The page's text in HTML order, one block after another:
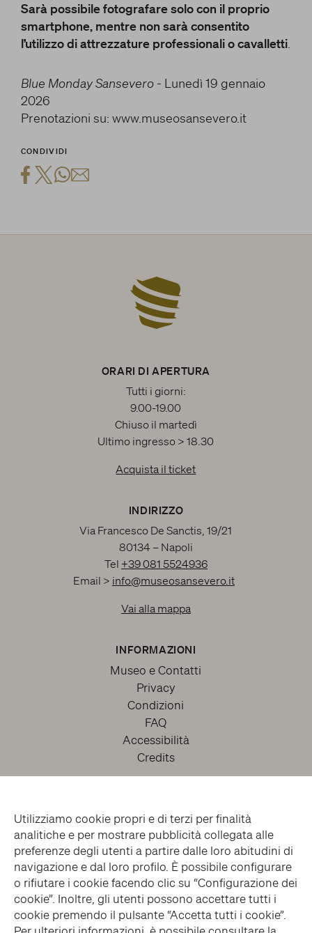
Utilizziamo cookie propri e di terzi per finalità
analitiche e per mostrare pubblicità collegata alle
preferenze degli utenti a partire dalle loro abitudini di
navigazione e dal loro profilo. È possibile configurare
o rifiutare i cookie facendo clic su “Configurazione dei
cookie”. Inoltre, gli utenti possono accettare tutti i
cookie premendo il pulsante “Accetta tutti i cookie”.
Sarà possibile fotografare solo con il proprio
smartphone, mentre non sarà consentito
l’utilizzo di attrezzature professionali o cavalletti.
Blue Monday Sansevero- Lunedì 19 gennaio
2026
Prenotazioni su: www.museosansevero.it
CONDIVIDI
ORARI DI APERTURA
Tutti i giorni:
9.00-19.00
Chiuso il martedì
Ultimo ingresso > 18.30
Acquista il ticket
INDIRIZZO
Via Francesco De Sanctis, 19/21
80134 – Napoli
Tel +39 081 5524936
Email > info@museosansevero.it
Vai alla mappa
INFORMAZIONI
Museo e Contatti
Privacy
Condizioni
FAQ
Accessibilità
Credits
facebooktwitteryoutubeinstagram